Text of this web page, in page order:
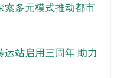
索多元模式推动都市
站启用三周年 助力